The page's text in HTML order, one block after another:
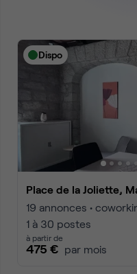
Dispo
Place de la Joliette,
19 annonces •
1 à 30 postes
à partir de
475 € par mois